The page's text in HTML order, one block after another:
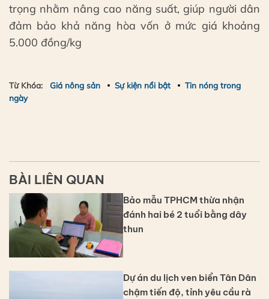
trọng nhằm nâng cao năng suất, giúp người dân
đảm bảo khả năng hòa vốn ở mức giá khoảng
5.000 đồng/kg
Từ Khóa: Giá nông sản Sự kiện nổi bật
Tin nóng trong
ngày
BÀI LIÊN QUAN
Bảo mẫu TPHCM thừa nhận
đánh hai bé 2 tuổi bằng dây
thun
Dự án du lịch ven biển Tân Dân
chậm tiến độ, tỉnh yêu cầu rà